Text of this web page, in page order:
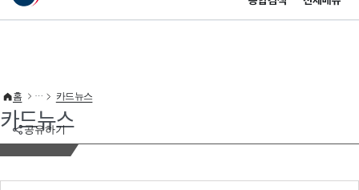
이 누리집은 대한민국 공식 전자정부 누리집입니다.
공유하기
홈 카드뉴스
카드뉴스